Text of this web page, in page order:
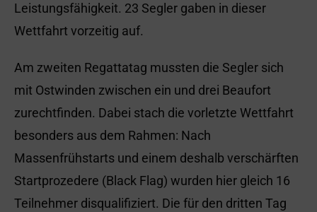
Leistungsfähigkeit. 23 Segler gaben in dieser
Wettfahrt vorzeitig auf.
Am zweiten Regattatag mussten die Segler sich
mit Ostwinden zwischen ein und drei Beaufort
zurechtfinden. Dabei stach die vorletzte Wettfahrt
besonders aus dem Rahmen: Nach
Massenfrühstarts und einem deshalb verschärften
Startprozedere (Black Flag) wurden hier gleich 16
Teilnehmer disqualifiziert. Die für den dritten Tag